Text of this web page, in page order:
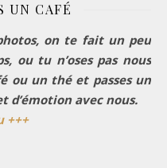
UN CAFÉ
on te fait un peu
ou tu n’oses pas nous
ou un thé et passes un
avec nous.
+++